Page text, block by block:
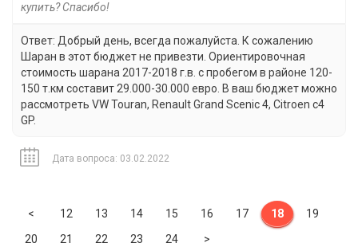
купить? Спасибо!
Ответ: Добрый день, всегда пожалуйста. К сожалению
Шаран в этот бюджет не привезти. Ориентировочная
стоимость шарана 2017-2018 г.в. с пробегом в районе 120-
150 т.км составит 29.000-30.000 евро. В ваш бюджет можно
рассмотреть VW Touran, Renault Grand Scenic 4, Citroen c4
GP.
Дата вопроса: 03.02.2022
< Previous
12 13 14 15 16 17 18
19
20
21 22 23 24 >